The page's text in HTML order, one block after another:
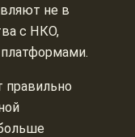
не в
с НКО,
правильно